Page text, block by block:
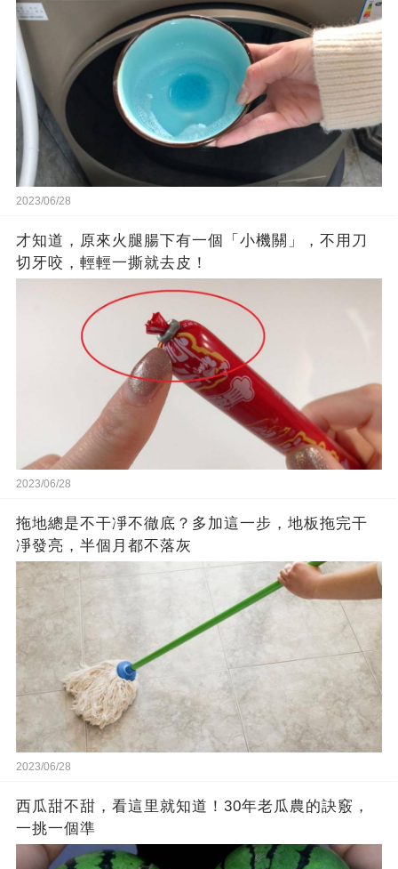
2023/06/28
才知道，原來火腿腸下有一個「小機關」，不用刀
切牙咬，輕輕一撕就去皮！
2023/06/28
拖地總是不干凈不徹底？多加這一步，地板拖完干
凈發亮，半個月都不落灰
2023/06/28
西瓜甜不甜，看這里就知道！30年老瓜農的訣竅，
一挑一個準